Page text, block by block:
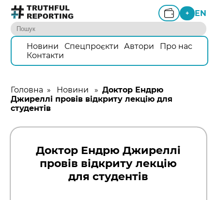
+ EN
Новини Спецпроєкти Автори
Про нас
Контакти
Головна » Новини »Доктор Ендрю
Джиреллі провів відкриту лекцію для
студентів
Доктор Ендрю Джиреллі
провів відкриту лекцію
для студентів